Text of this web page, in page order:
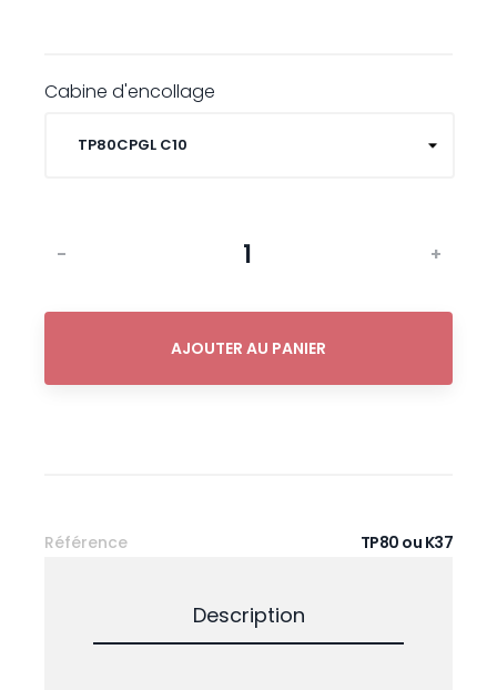
Cabine d'encollage
- +
AJOUTER AU PANIER
Référence TP80 ou K37
Description